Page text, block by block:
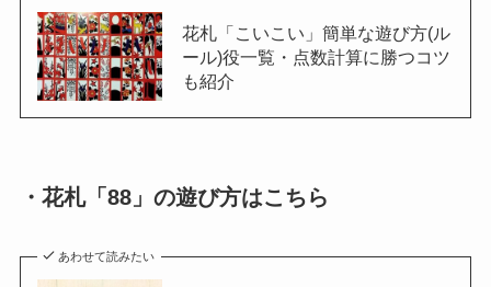
花札「こいこい」簡単な遊び方(ル
ール)役一覧・点数計算に勝つコツ
も紹介
・花札「88」の遊び方はこちら
あわせて読みたい